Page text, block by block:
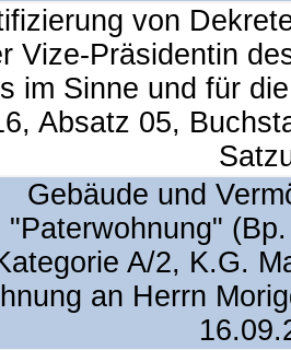
von
Vize-Präsidentin
im Sinne und für
Absatz 05,
Gebäude und
"Paterwohnung"
A/2, K.G.
an Herrn